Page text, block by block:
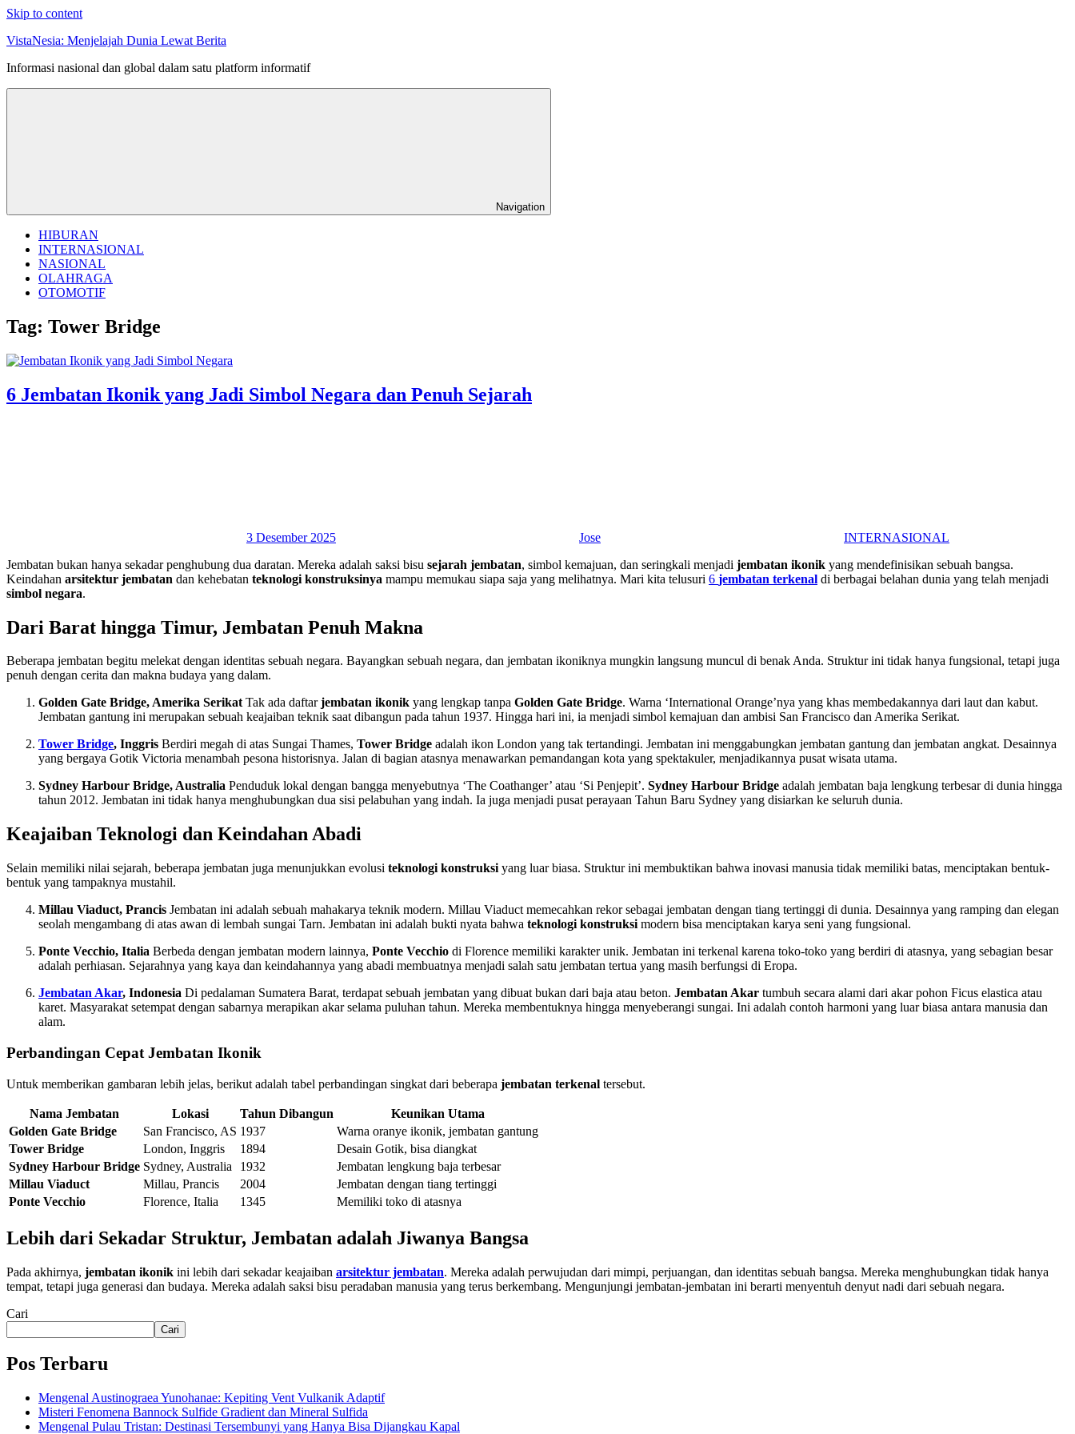
Skip to content
VistaNesia: Menjelajah Dunia Lewat Berita
Informasi nasional dan global dalam satu platform informatif
Navigation
HIBURAN
INTERNASIONAL
NASIONAL
OLAHRAGA
OTOMOTIF
Tag: Tower Bridge
6 Jembatan Ikonik yang Jadi Simbol Negara dan Penuh Sejarah
3 Desember 2025 Jose
INTERNASIONAL
Jembatan bukan hanya sekadar penghubung dua daratan. Mereka adalah saksi bisu sejarah jembatan, simbol kemajuan, dan seringkali menjadi jembatan ikonik yang mendefinisikan sebuah bangsa.
Keindahan arsitektur jembatan dan kehebatan teknologi konstruksinya mampu memukau siapa saja yang melihatnya. Mari kita telusuri 6 jembatan terkenal di berbagai belahan dunia yang telah menjadi
simbol negara.
Dari Barat hingga Timur, Jembatan Penuh Makna
Beberapa jembatan begitu melekat dengan identitas sebuah negara. Bayangkan sebuah negara, dan jembatan ikoniknya mungkin langsung muncul di benak Anda. Struktur ini tidak hanya fungsional, tetapi juga
penuh dengan cerita dan makna budaya yang dalam.
Golden Gate Bridge, Amerika SerikatTak ada daftarjembatan ikonik yang lengkap tanpa Golden Gate Bridge. Warna ‘International Orange’nya yang khas membedakannya dari laut dan kabut.
Jembatan gantung ini merupakan sebuah keajaiban teknik saat dibangun pada tahun 1937. Hingga hari ini, ia menjadi simbol kemajuan dan ambisi San Francisco dan Amerika Serikat.
Tower Bridge, Inggris Berdiri megah di atas Sungai Thames, Tower Bridge adalah ikon London yang tak tertandingi. Jembatan ini menggabungkan jembatan gantung dan jembatan angkat. Desainnya
yang bergaya Gotik Victoria menambah pesona historisnya. Jalan di bagian atasnya menawarkan pemandangan kota yang spektakuler, menjadikannya pusat wisata utama.
Sydney Harbour Bridge, Australia Penduduk lokal dengan bangga menyebutnya ‘The Coathanger’ atau ‘Si Penjepit’. Sydney Harbour Bridge adalah jembatan baja lengkung terbesar di dunia hingga
tahun 2012. Jembatan ini tidak hanya menghubungkan dua sisi pelabuhan yang indah. Ia juga menjadi pusat perayaan Tahun Baru Sydney yang disiarkan ke seluruh dunia.
Keajaiban Teknologi dan Keindahan Abadi
Selain memiliki nilai sejarah, beberapa jembatan juga menunjukkan evolusi teknologi konstruksi yang luar biasa. Struktur ini membuktikan bahwa inovasi manusia tidak memiliki batas, menciptakan bentuk-
bentuk yang tampaknya mustahil.
Millau Viaduct, Prancis Jembatan ini adalah sebuah mahakarya teknik modern. Millau Viaduct memecahkan rekor sebagai jembatan dengan tiang tertinggi di dunia. Desainnya yang ramping dan elegan
seolah mengambang di atas awan di lembah sungai Tarn. Jembatan ini adalah bukti nyata bahwa teknologi konstruksi modern bisa menciptakan karya seni yang fungsional.
Ponte Vecchio, Italia Berbeda dengan jembatan modern lainnya, Ponte Vecchio di Florence memiliki karakter unik. Jembatan ini terkenal karena toko-toko yang berdiri di atasnya, yang sebagian besar
adalah perhiasan. Sejarahnya yang kaya dan keindahannya yang abadi membuatnya menjadi salah satu jembatan tertua yang masih berfungsi di Eropa.
Jembatan Akar, Indonesia Di pedalaman Sumatera Barat, terdapat sebuah jembatan yang dibuat bukan dari baja atau beton. Jembatan Akar tumbuh secara alami dari akar pohon Ficus elastica atau
karet. Masyarakat setempat dengan sabarnya merapikan akar selama puluhan tahun. Mereka membentuknya hingga menyeberangi sungai. Ini adalah contoh harmoni yang luar biasa antara manusia dan
alam.
Perbandingan Cepat Jembatan Ikonik
Untuk memberikan gambaran lebih jelas, berikut adalah tabel perbandingan singkat dari beberapa jembatan terkenal tersebut.
Nama Jembatan Lokasi Tahun Dibangun
Keunikan Utama
Golden Gate Bridge
San Francisco, AS 1937
Warna oranye ikonik, jembatan gantung
Tower Bridge
London, Inggris 1894
Desain Gotik, bisa diangkat
Sydney Harbour Bridge Sydney, Australia 1932
Jembatan lengkung baja terbesar
Millau Viaduct
Millau, Prancis 2004
Jembatan dengan tiang tertinggi
Ponte Vecchio
Florence, Italia 1345 Memiliki toko di atasnya
Lebih dari Sekadar Struktur, Jembatan adalah Jiwanya Bangsa
Pada akhirnya, jembatan ikonik ini lebih dari sekadar keajaiban arsitektur jembatan. Mereka adalah perwujudan dari mimpi, perjuangan, dan identitas sebuah bangsa. Mereka menghubungkan tidak hanya
tempat, tetapi juga generasi dan budaya. Mereka adalah saksi bisu peradaban manusia yang terus berkembang. Mengunjungi jembatan-jembatan ini berarti menyentuh denyut nadi dari sebuah negara.
Cari
Cari
Pos Terbaru
Mengenal Austinograea Yunohanae: Kepiting Vent Vulkanik Adaptif
Misteri Fenomena Bannock Sulfide Gradient dan Mineral Sulfida
Mengenal Pulau Tristan: Destinasi Tersembunyi yang Hanya Bisa Dijangkau Kapal